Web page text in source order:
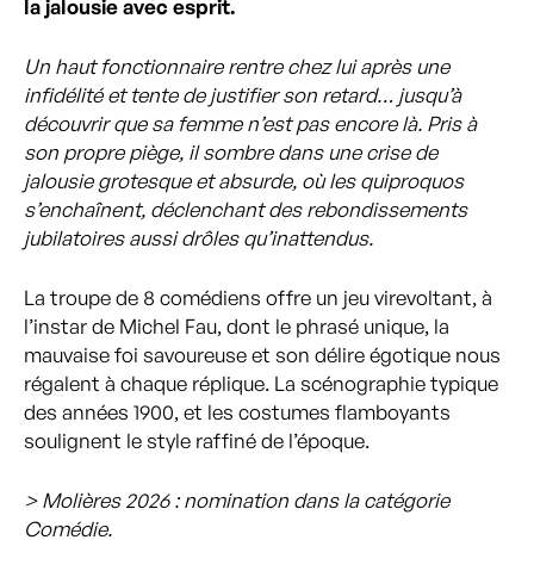
la jalousie avec esprit.
Un haut fonctionnaire rentre chez lui après une
infidélité et tente de justifier son retard… jusqu’à
découvrir que sa femme n’est pas encore là. Pris à
son propre piège, il sombre dans une crise de
jalousie grotesque et absurde, où les quiproquos
s’enchaînent, déclenchant des rebondissements
jubilatoires aussi drôles qu’inattendus.
La troupe de 8 comédiens offre un jeu virevoltant, à
l’instar de Michel Fau, dont le phrasé unique, la
mauvaise foi savoureuse et son délire égotique nous
régalent à chaque réplique. La scénographie typique
des années 1900, et les costumes flamboyants
soulignent le style raffiné de l’époque.
> Molières 2026 : nomination dans la catégorie
Comédie.